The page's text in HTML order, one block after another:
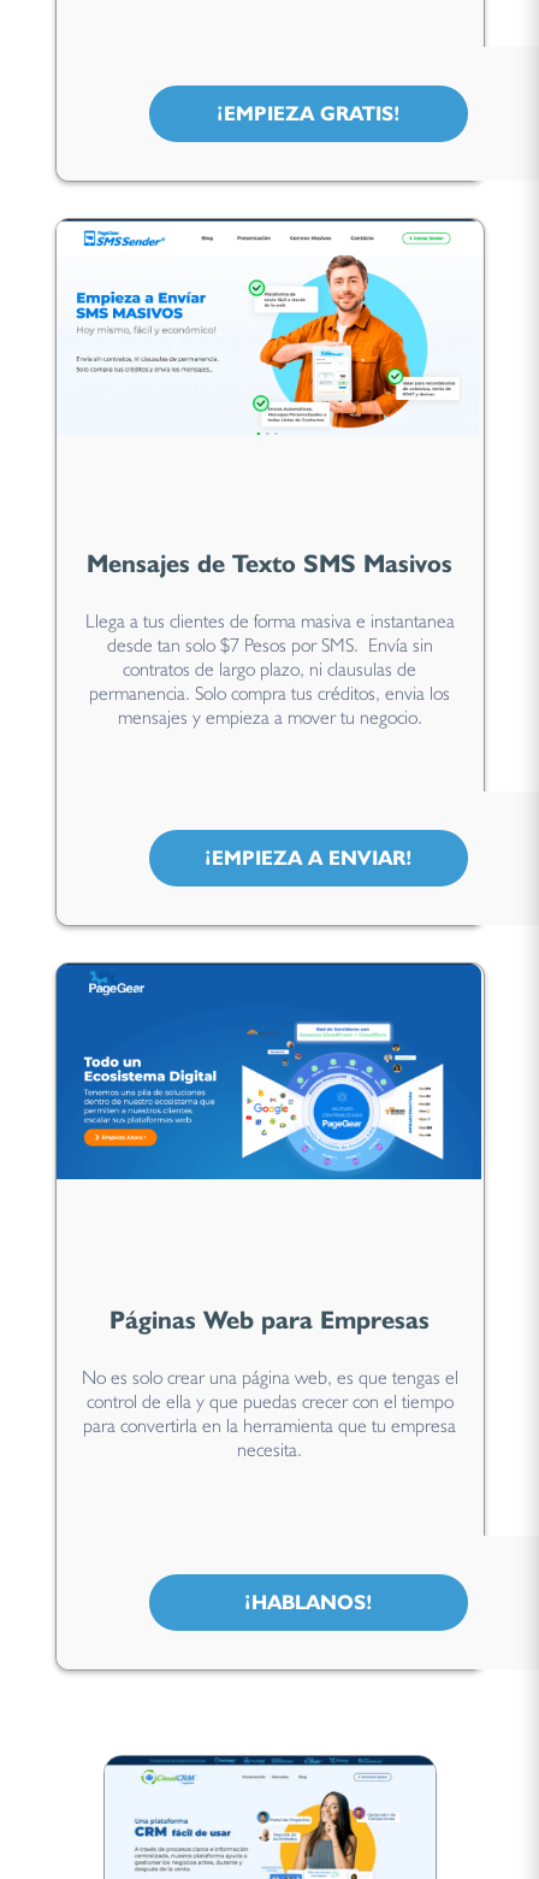
¡EMPIEZA GRATIS!
Mensajes de Texto SMS Masivos
Llega a tus clientes de forma masiva e instantanea
desde tan solo $7 Pesos por SMS. Envía sin
contratos de largo plazo, ni clausulas de
permanencia. Solo compra tus créditos, envia los
mensajes y empieza a mover tu negocio.
¡EMPIEZA A ENVIAR!
Páginas Web para Empresas
No es solo crear una página web, es que tengas el
control de ella y que puedas crecer con el tiempo
para convertirla en la herramienta que tu empresa
necesita.
¡HABLANOS!